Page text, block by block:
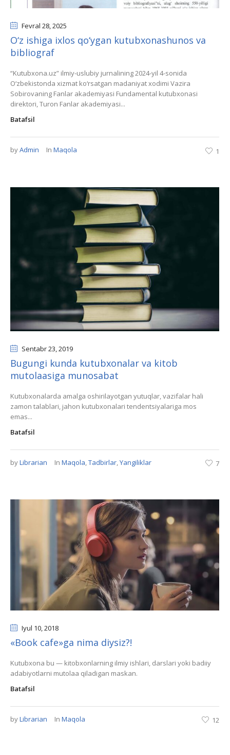
Fevral 28, 2025
O‘z ishiga ixlos qo‘ygan kutubxonashunos va
bibliograf
“Kutubxona.uz” ilmiy-uslubiy jurnalining 2024-yil 4-sonida
O‘zbekistonda xizmat ko‘rsatgan madaniyat xodimi Vazira
Sobirovaning Fanlar akademiyasi Fundamental kutubxonasi
direktori, Turon Fanlar akademiyasi...
Batafsil
byAdmin In Maqola 1
Sentabr 23, 2019
Bugungi kunda kutubxonalar va kitob
mutolaasiga munosabat
Kutubxonalarda amalga oshirilayotgan yutuqlar, vazifalar hali
zamon talablari, jahon kutubxonalari tendentsiyalariga mos
emas...
Batafsil
byLibrarian In Maqola,Tadbirlar,Yangiliklar 7
Iyul 10, 2018
«Book cafe»ga nima diysiz?!
Kutubxona bu — kitobxonlarning ilmiy ishlari, darslari yoki badiiy
adabiyotlarni mutolaa qiladigan maskan.
Batafsil
byLibrarian In Maqola 12